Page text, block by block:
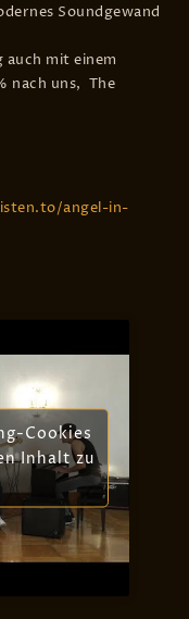
Soundgewand
auch mit einem
nach uns, The
angel-in-
Cookies
Inhalt zu